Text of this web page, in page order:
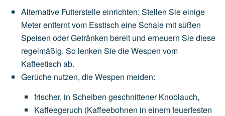
Alternative Futterstelle einrichten: Stellen Sieeinige
Meterentferntvom Esstisch eineSchale mitsüßen
Speisen oderGetränken bereit und erneuern Siediese
regelmäßig. So lenken SiedieWespen vom
Kaffeetisch ab.
Gerüche nutzen, die Wespen meiden:
frischer, in Scheiben geschnittener Knoblauch,
Kaffeegeruch (Kaffeebohnen in einemfeuerfesten